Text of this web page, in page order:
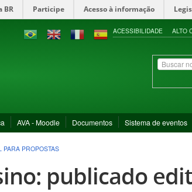
BR Participe Acesso à informação
ACESSIBILIDADE ALTO
AVA - Moodle Documentos Sistema de eventos
PARA PROPOSTAS
publicado